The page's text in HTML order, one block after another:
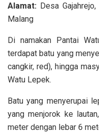
Alamat: Desa
Malang
Di namakan Pantai
terdapat batu yang
cangkir, red), hingga
Watu Lepek.
Batu yang menyerupai
yang menjorok ke
meter dengan lebar 6